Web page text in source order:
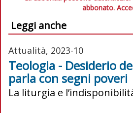
abbonato.
Leggi anche
Attualità, 2023-10
Teologia - Desiderio
parla con segni poveri
La liturgia e